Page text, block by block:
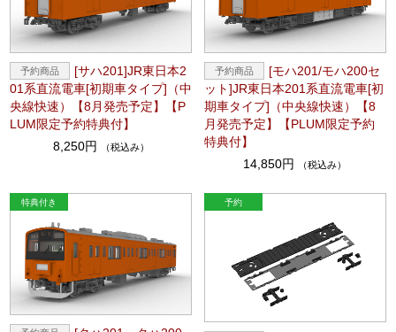
[サハ201]JR東日本2
01系直流電車[初期車タイプ]（中
央線快速）【8月発売予定】【P
LUM限定予約特典付】
8,250円
（税込み）
[モハ201/モハ200セ
ット]JR東日本201系直流電車[初
期車タイプ]（中央線快速）【8
月発売予定】【PLUM限定予約
特典付】
14,850円
（税込み）